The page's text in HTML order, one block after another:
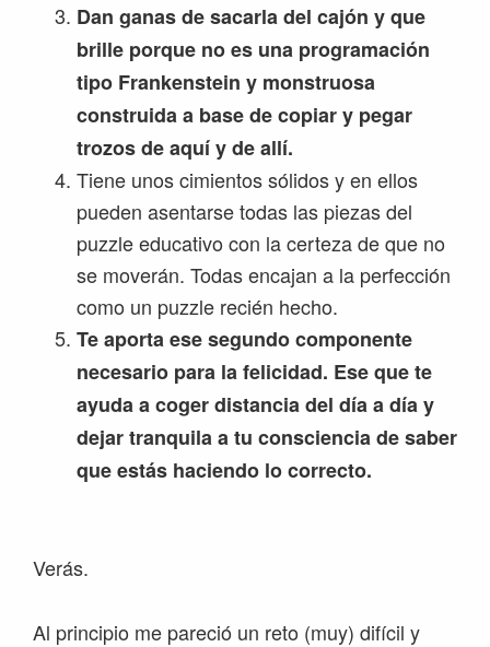
Dan ganas de sacarla del cajón y que
brille porque no es una programación
tipo Frankenstein y monstruosa
construida a base de copiar y pegar
trozos de aquí y de allí.
Tiene unos cimientos sólidos y en ellos
pueden asentarse todas las piezas del
puzzle educativo con la certeza de que no
se moverán. Todas encajan a la perfección
como un puzzle recién hecho.
Te aporta ese segundo componente
necesario para la felicidad. Ese que te
ayuda a coger distancia del día a día y
dejar tranquila a tu consciencia de saber
que estás haciendo lo correcto.
Verás.
Al principio me pareció un reto (muy) difícil y